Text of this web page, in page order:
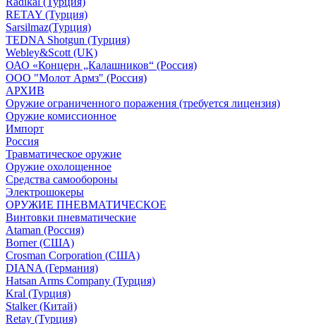
RETAY (Турция)
Sarsilmaz(Турция)
TEDNA Shotgun (Турция)
Webley&Scott (UK)
ОАО «Концерн „Калашников“ (Россия)
ООО "Молот Армз" (Россия)
АРХИВ
Оружие ограниченного поражения (требуется лицензия)
Оружие комиссионное
Импорт
Россия
Травматическое оружие
Оружие охолощенное
Средства самообороны
Электрошокеры
ОРУЖИЕ ПНЕВМАТИЧЕСКОЕ
Винтовки пневматические
Ataman (Россия)
Borner (США)
Crosman Corporation (США)
DIANA (Германия)
Hatsan Arms Company (Турция)
Kral (Турция)
Stalker (Китай)
Retay (Турция)